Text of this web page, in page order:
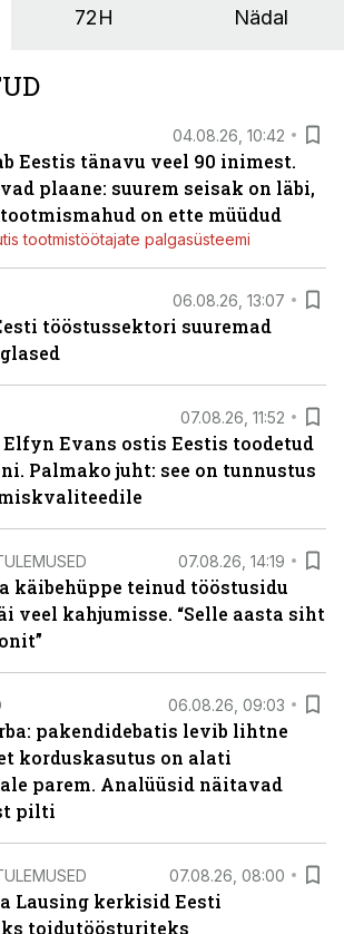
72H Nädal
04.08.26, 10:42
Eestis tänavu veel 90 inimest.
plaane: suurem seisak on läbi,
on ette müüdud
tootmistöötajate palgasüsteemi
06.08.26, 13:07
tööstussektori suuremad
07.08.26, 11:52
Evans ostis Eestis toodetud
Palmako juht: see on tunnustus
07.08.26, 14:19
käibehüppe teinud tööstusidu
veel kahjumisse. “Selle aasta siht
06.08.26, 09:03
pakendidebatis levib lihtne
korduskasutus on alati
parem. Analüüsid näitavad
pilti
07.08.26, 08:00
Lausing kerkisid Eesti
toidutöösturiteks